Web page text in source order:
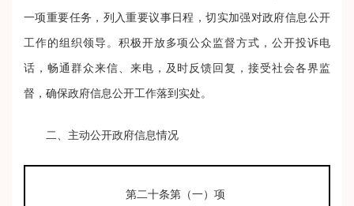
一项重要任务，列入重要议事日程，切实加强对政府信息公开
工作的组织领导。积极开放多项公众监督方式，公开投诉电
话，畅通群众来信、来电，及时反馈回复，接受社会各界监
督，确保政府信息公开工作落到实处。
二、主动公开政府信息情况
第二十条第（一）项